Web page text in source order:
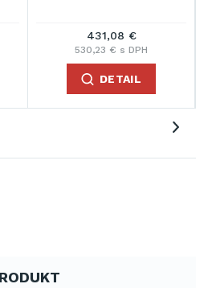
s DPH 2 518,56 € s